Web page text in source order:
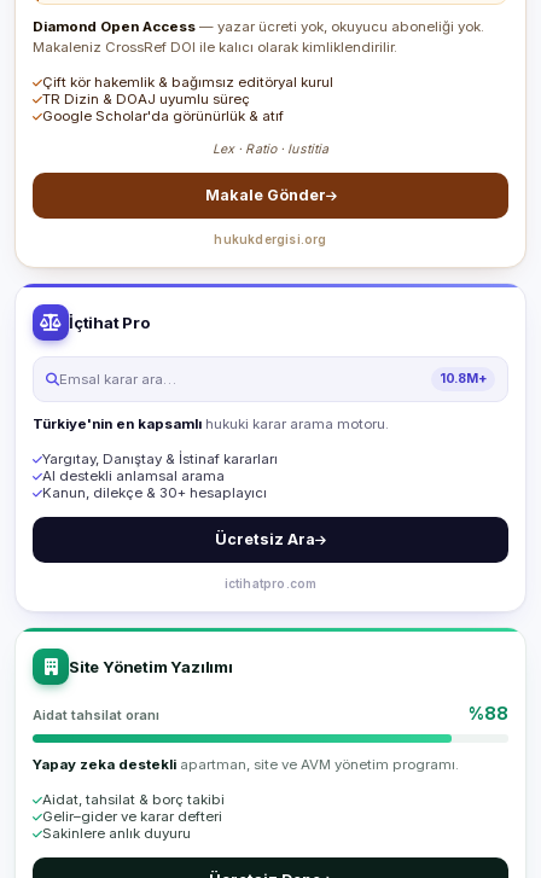
Diamond Open Access — yazar ücreti yok, okuyucu aboneliği yok.
Makaleniz CrossRef DOI ile kalıcı olarak kimliklendirilir.
Çift kör hakemlik & bağımsız editöryal kurul
TR Dizin & DOAJ uyumlu süreç
Google Scholar'da görünürlük & atıf
Lex · Ratio · Iustitia
Makale Gönder
hukukdergisi.org
İçtihat Pro
Emsal karar ara… 10.8M+
Türkiye'nin en kapsamlı hukuki karar arama motoru.
Yargıtay, Danıştay & İstinaf kararları
AI destekli anlamsal arama
Kanun, dilekçe & 30+ hesaplayıcı
Ücretsiz Ara
ictihatpro.com
Site Yönetim Yazılımı
Aidat tahsilat oranı %88
Yapay zeka destekli apartman, site ve AVM yönetim programı.
Aidat, tahsilat & borç takibi
Gelir–gider ve karar defteri
Sakinlere anlık duyuru